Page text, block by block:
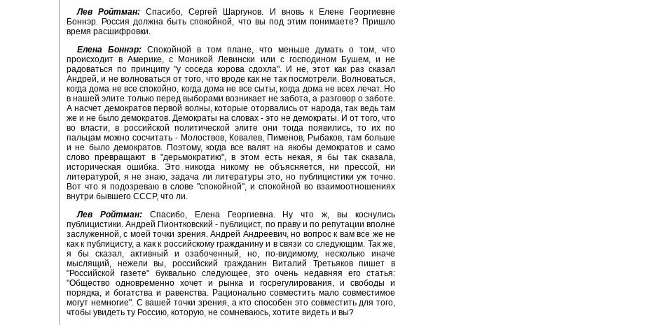
Лев Ройтман: Спасибо, Сергей Шаргунов. И вновь к Елене Георгиевне
Боннэр. Россия должна быть спокойной, что вы под этим понимаете? Пришло
время расшифровки.
Елена Боннэр: Спокойной в том плане, что меньше думать о том, что
происходит в Америке, с Моникой Левински или с господином Бушем, и не
радоваться по принципу "у соседа корова сдохла". И не, этот как раз сказал
Андрей, и не волноваться от того, что вроде как не так посмотрели. Волноваться,
когда дома не все спокойно, когда дома не все сыты, когда дома не всех лечат. Но
в нашей элите только перед выборами возникает не забота, а разговор о заботе.
А насчет демократов первой волны, которые оторвались от народа, так ведь там
же и не было демократов. Демократы на словах - это не демократы. И от того, что
во власти, в российской политической элите они тогда появились, то их по
пальцам можно сосчитать - Молоствов, Ковалев, Пименов, Рыбаков, там больше
и не было демократов. Поэтому, когда все валят на якобы демократов и само
слово превращают в "дерьмократию", в этом есть некая, я бы так сказала,
историческая ошибка. Это никогда никому не объясняется, ни прессой, ни
литературой, я не знаю, задача ли литературы это, но публицистики уж точно.
Вот что я подозреваю в слове "спокойной", и спокойной во взаимоотношениях
внутри бывшего СССР, что ли.
Лев Ройтман:Спасибо, Елена Георгиевна. Ну что ж, вы коснулись
публицистики. Андрей Пионтковский - публицист, по праву и по репутации вполне
заслуженной, с моей точки зрения. Андрей Андреевич, но вопрос к вам все же не
как к публицисту, а как к российскому гражданину и в связи со следующим. Так же,
я бы сказал, активный и озабоченный, но, по-видимому, несколько иначе
мыслящий, нежели вы, российский гражданин Виталий Третьяков пишет в
"Российской газете" буквально следующее, это очень недавняя его статья:
"Общество одновременно хочет и рынка и госрегулирования, и свободы и
порядка, и богатства и равенства. Рационально совместить мало совместимое
могут немногие". С вашей точки зрения, а кто способен это совместить для того,
чтобы увидеть ту Россию, которую, не сомневаюсь, хотите видеть и вы?